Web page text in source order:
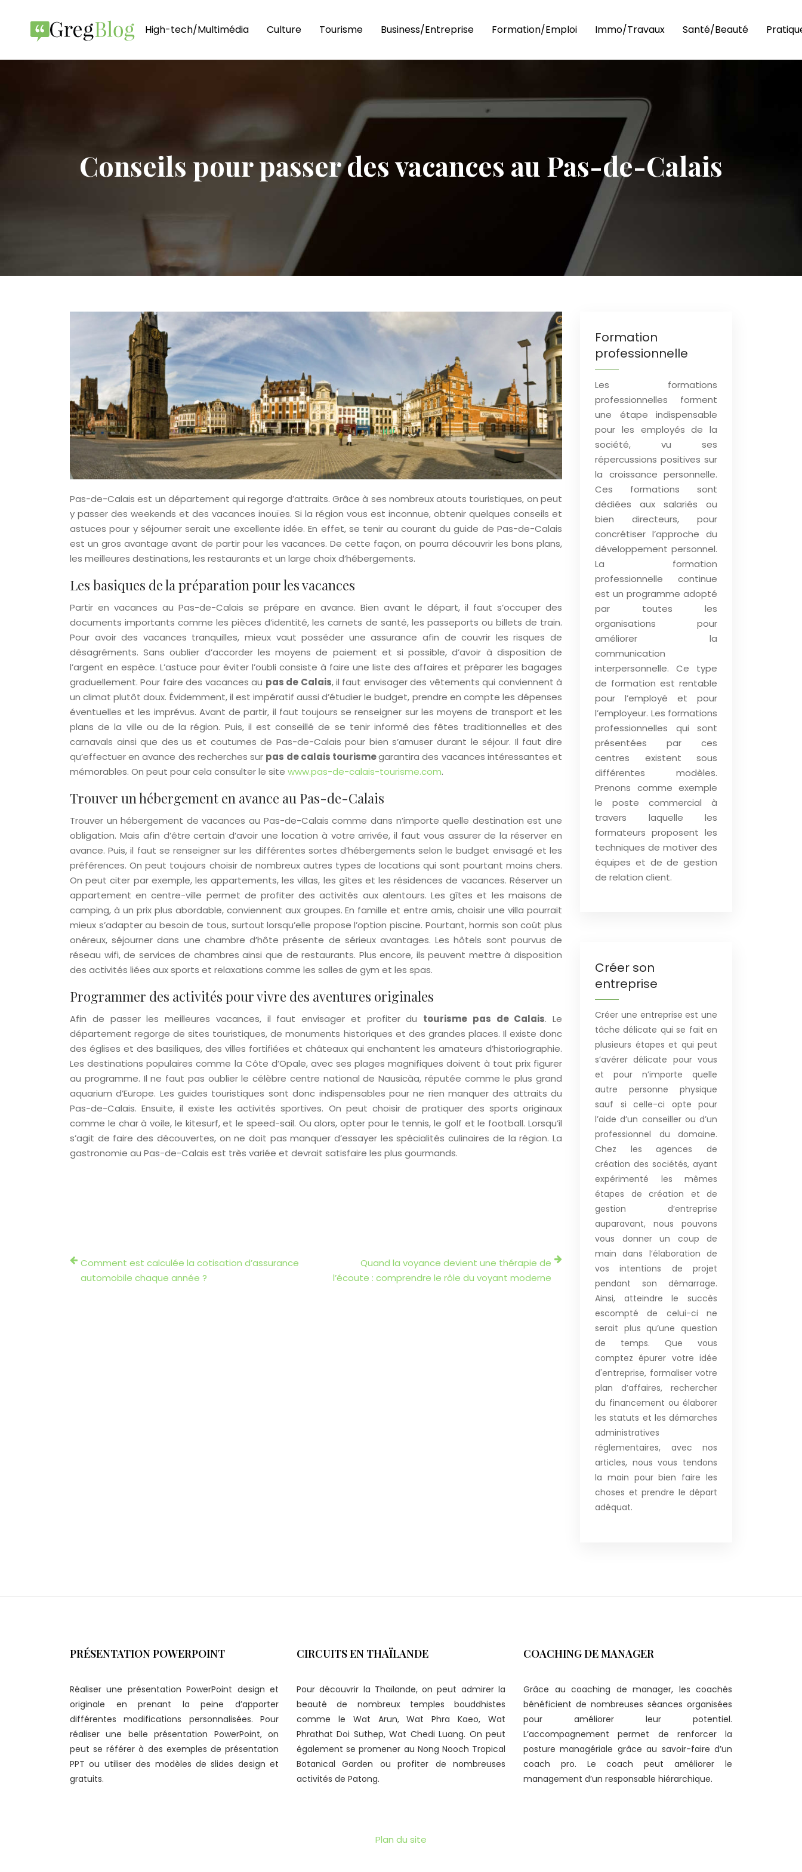
High-tech/Multimédia Culture Tourisme Business/Entreprise Formation/Emploi Immo/Travaux Santé/Beauté
Conseils pour passer des vacances au Pas-de-Calais
Pas-de-Calais est un département qui regorge d’attraits. Grâce à ses nombreux atouts touristiques, on peut
y passer des weekends et des vacances inouïes. Si la région vous est inconnue, obtenir quelques conseils et
astuces pour y séjourner serait une excellente idée. En effet, se tenir au courant du guide de Pas-de-Calais
est un gros avantage avant de partir pour les vacances. De cette façon, on pourra découvrir les bons plans,
les meilleures destinations, les restaurants et un large choix d’hébergements.
Les basiques de la préparation pour les vacances
Partir en vacances au Pas-de-Calais se prépare en avance. Bien avant le départ, il faut s’occuper des
documents importants comme les pièces d’identité, les carnets de santé, les passeports ou billets de train.
Pour avoir des vacances tranquilles, mieux vaut posséder une assurance afin de couvrir les risques de
désagréments. Sans oublier d’accorder les moyens de paiement et si possible, d’avoir à disposition de
l’argent en espèce. L’astuce pour éviter l’oubli consiste à faire une liste des affaires et préparer les bagages
graduellement. Pour faire des vacances au pas de Calais, il faut envisager des vêtements qui conviennent à
un climat plutôt doux. Évidemment, il est impératif aussi d’étudier le budget, prendre en compte les dépenses
éventuelles et les imprévus. Avant de partir, il faut toujours se renseigner sur les moyens de transport et les
plans de la ville ou de la région. Puis, il est conseillé de se tenir informé des fêtes traditionnelles et des
carnavals ainsi que des us et coutumes de Pas-de-Calais pour bien s’amuser durant le séjour. Il faut dire
qu’effectuer en avance des recherches sur pas de calais tourismegarantira des vacances intéressantes et
mémorables. On peut pour cela consulter le site www.pas-de-calais-tourisme.com.
Trouver un hébergement en avance au Pas-de-Calais
Trouver un hébergement de vacances au Pas-de-Calais comme dans n’importe quelle destination est une
obligation. Mais afin d’être certain d’avoir une location à votre arrivée, il faut vous assurer de la réserver en
avance. Puis, il faut se renseigner sur les différentes sortes d’hébergements selon le budget envisagé et les
préférences. On peut toujours choisir de nombreux autres types de locations qui sont pourtant moins chers.
On peut citer par exemple, les appartements, les villas, les gîtes et les résidences de vacances. Réserver un
appartement en centre-ville permet de profiter des activités aux alentours. Les gîtes et les maisons de
camping, à un prix plus abordable, conviennent aux groupes. En famille et entre amis, choisir une villa pourrait
mieux s’adapter au besoin de tous, surtout lorsqu’elle propose l’option piscine. Pourtant, hormis son coût plus
onéreux, séjourner dans une chambre d’hôte présente de sérieux avantages. Les hôtels sont pourvus de
réseau wifi, de services de chambres ainsi que de restaurants. Plus encore, ils peuvent mettre à disposition
des activités liées aux sports et relaxations comme les salles de gym et les spas.
Programmer des activités pour vivre des aventures originales
Afin de passer les meilleures vacances, il faut envisager et profiter du tourisme pas de Calais. Le
département regorge de sites touristiques, de monuments historiques et des grandes places. Il existe donc
des églises et des basiliques, des villes fortifiées et châteaux qui enchantent les amateurs d’historiographie.
Les destinations populaires comme la Côte d’Opale, avec ses plages magnifiques doivent à tout prix figurer
au programme. Il ne faut pas oublier le célèbre centre national de Nausicàa, réputée comme le plus grand
aquarium d’Europe. Les guides touristiques sont donc indispensables pour ne rien manquer des attraits du
Pas-de-Calais. Ensuite, il existe les activités sportives. On peut choisir de pratiquer des sports originaux
comme le char à voile, le kitesurf, et le speed-sail. Ou alors, opter pour le tennis, le golf et le football. Lorsqu’il
s’agit de faire des découvertes, on ne doit pas manquer d’essayer les spécialités culinaires de la région. La
gastronomie au Pas-de-Calais est très variée et devrait satisfaire les plus gourmands.
Comment est calculée la cotisation d’assurance
automobile chaque année ?
Quand la voyance devient une thérapie de
l’écoute : comprendre le rôle du voyant moderne
Formation
professionnelle
Les formations
professionnelles forment
une étape indispensable
pour les employés de la
société, vu ses
répercussions positives sur
la croissance personnelle.
Ces formations sont
dédiées aux salariés ou
bien directeurs, pour
concrétiser l’approche du
développement personnel.
La formation
professionnelle continue
est un programme adopté
par toutes les
organisations pour
améliorer la
communication
interpersonnelle. Ce type
de formation est rentable
pour l’employé et pour
l’employeur. Les formations
professionnelles qui sont
présentées par ces
centres existent sous
différentes modèles.
Prenons comme exemple
le poste commercial à
travers laquelle les
formateurs proposent les
techniques de motiver des
équipes et de de gestion
de relation client.
Créer son
entreprise
Créer une entreprise est une
tâche délicate qui se fait en
plusieurs étapes et qui peut
s’avérer délicate pour vous
et pour n’importe quelle
autre personne physique
sauf si celle-ci opte pour
l’aide d’un conseiller ou d’un
professionnel du domaine.
Chez les agences de
création des sociétés, ayant
expérimenté les mêmes
étapes de création et de
gestion d’entreprise
auparavant, nous pouvons
vous donner un coup de
main dans l’élaboration de
vos intentions de projet
pendant son démarrage.
Ainsi, atteindre le succès
escompté de celui-ci ne
serait plus qu’une question
de temps. Que vous
comptez épurer votre idée
d'entreprise, formaliser votre
plan d’affaires, rechercher
du financement ou élaborer
les statuts et les démarches
administratives
réglementaires, avec nos
articles, nous vous tendons
la main pour bien faire les
choses et prendre le départ
adéquat.
PRÉSENTATION POWERPOINT
Réaliser une présentation PowerPoint design et
originale en prenant la peine d’apporter
différentes modifications personnalisées. Pour
réaliser une belle présentation PowerPoint, on
peut se référer à des exemples de présentation
PPT ou utiliser des modèles de slides design et
gratuits.
CIRCUITS EN THAÏLANDE
Pour découvrir la Thaïlande, on peut admirer la
beauté de nombreux temples bouddhistes
comme le Wat Arun, Wat Phra Kaeo, Wat
Phrathat Doi Suthep, Wat Chedi Luang. On peut
également se promener au Nong Nooch Tropical
Botanical Garden ou profiter de nombreuses
activités de Patong.
COACHING DE MANAGER
Grâce au coaching de manager, les coachés
bénéficient de nombreuses séances organisées
pour améliorer leur potentiel.
L’accompagnement permet de renforcer la
posture managériale grâce au savoir-faire d’un
coach pro. Le coach peut améliorer le
management d’un responsable hiérarchique.
Plan du site